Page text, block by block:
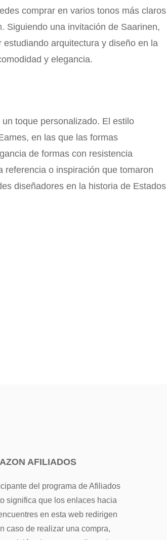
comprar en varios tonos más claros
Siguiendo una invitación de Saarinen,
arquitectura y diseño en la
y elegancia.
toque personalizado. El estilo
en las que las formas
de formas con resistencia
referencia o inspiración que tomaron
diseñadores en la historia de Estados
AFILIADOS
del programa de Afiliados
significa que los enlaces hacia
en esta web redirigen
caso de realizar una compra,